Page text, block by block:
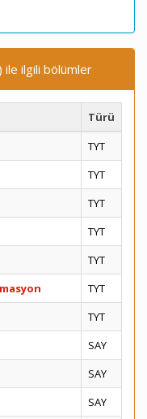
ile ilgili bölümler
Türü
TYT
TYT
TYT
TYT
TYT
TYT
TYT
SAY
SAY
SAY